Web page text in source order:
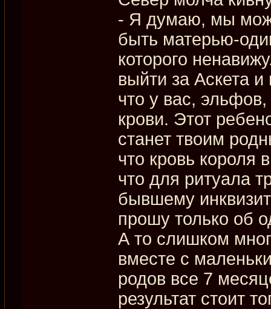
- Я думаю, мы
быть матерью-
которого
выйти за Аскета
что у вас,
крови. Этот
станет твоим
что кровь короля
что для ритуала
бывшему
прошу только об
А то слишком
вместе с
родов все 7
результат стоит